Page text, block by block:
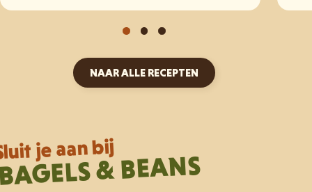
NAAR ALLE RECEPTEN
je aan bij
& BEANS